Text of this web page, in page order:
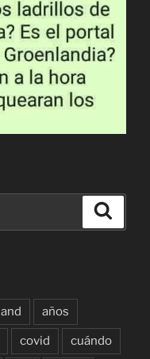
and años
covid cuándo